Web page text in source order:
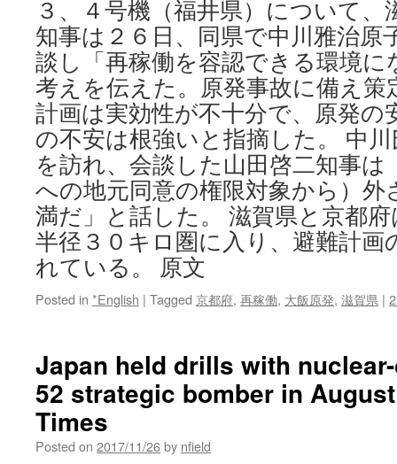
３、４号機（福井県）について、
知事は２６日、同県で中川雅治原
談し「再稼働を容認できる環境
考えを伝えた。原発事故に備え策
計画は実効性が不十分で、原発の
の不安は根強いと指摘した。 中
を訪れ、会談した山田啓二知事は
への地元同意の権限対象から）外
満だ」と話した。 滋賀県と京都
半径３０キロ圏に入り、避難計画
れている。 原文
Posted in *English | Tagged 京都府, 再稼働, 大飯原発, 滋賀県 |
Japan held drills with
52 strategic bomber in
Times
Posted on 2017/11/26by nfield